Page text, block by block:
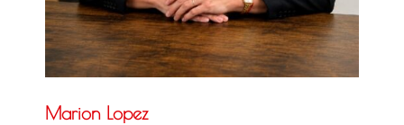
Marion Lopez